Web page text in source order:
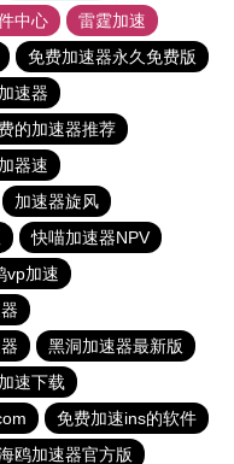
中心
雷霆加速
免费加速器永久免费版
速器
的加速器推荐
器速
加速器旋风
快喵加速器NPV
vp加速
黑洞加速器最新版
速下载
免费加速ins的软件
鸥加速器官方版